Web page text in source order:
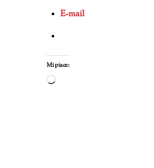
E-mail
Mi piace:
Caricamento